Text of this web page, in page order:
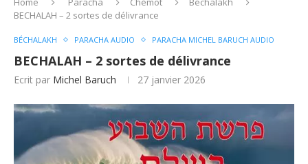
BECHALAH – 2 sortes de délivrance
BÉCHALAKH PARACHA AUDIO PARACHA MICHEL BARUCH AUDIO
BECHALAH – 2 sortes de délivrance
Ecrit par Michel Baruch 27 janvier 2026